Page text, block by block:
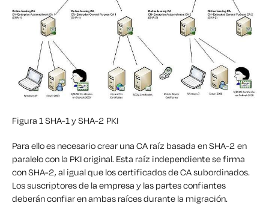
Figura 1 SHA-1 y SHA-2 PKI
Para ello es necesario crear una CA raíz basada en SHA-2 en
paralelo con la PKI original. Esta raíz independiente se firma
con SHA-2, al igual que los certificados de CA subordinados.
Los suscriptores de la empresa y las partes confiantes
deberán confiar en ambas raíces durante la migración.